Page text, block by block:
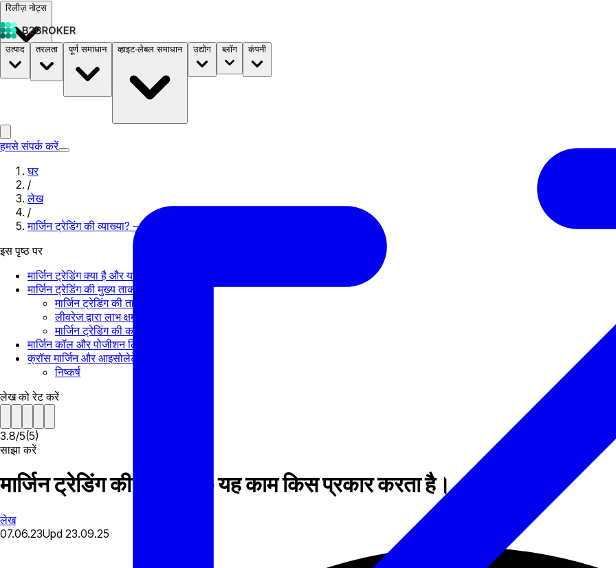
रिलीज़ नोट्स
दस्तावेज़ मूल्य निर्धारणB2STORE
उत्पाद तरलता पूर्ण समाधान व्हाइट-लेबल समाधान उद्योग ब्लॉग कंपनी
हमसे संपर्क करें
घर
/
लेख
/
मार्जिन ट्रेडिंग की व्याख्या? – यह काम किस प्रकार करता है।
इस पृष्ठ पर
मार्जिन ट्रेडिंग क्या है और यह कैसे काम करती है?
मार्जिन ट्रेडिंग की मुख्य ताकत और कमजोरियां
मार्जिन ट्रेडिंग की ताकत
लीवरेज द्वारा लाभ क्षमता में वृद्धि
मार्जिन ट्रेडिंग की कमजोरियां
मार्जिन कॉल और पोजीशन लिक्विडेशन क्या है?
क्रॉस मार्जिन और आइसोलेटेड मार्जिन क्या हैं?
निष्कर्ष
लेख को रेट करें
3.8/5(5)
साझा करें
मार्जिन ट्रेडिंग की व्याख्या? – यह काम किस प्रकार करता है।
लेख
07.06.23Upd 23.09.25